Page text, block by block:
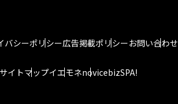
バシーポリシー広告掲載ポリシーお問い合わせ
イトマップイエモネnovicebizSPA!